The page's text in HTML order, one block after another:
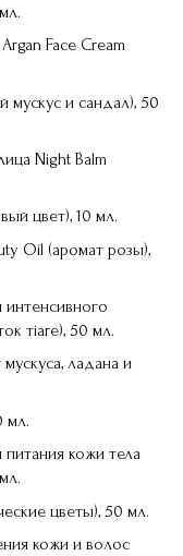
Face Cream
мускус и сандал), 50
Night Balm
цвет), 10 мл.
Oil (аромат розы),
тiare), 50 мл.
ладана и
мл.
кожи тела
цветы), 50 мл.
кожи и волос